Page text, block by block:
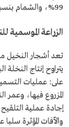
99%، والشمام بنسبة 82.5%، والمانجو 62%.
الزراعة الموسمية
تعد أشجار النخيل
على: عمليات
المزروع فيها، وعمر
إجادة عملية
والآفات المؤثرة